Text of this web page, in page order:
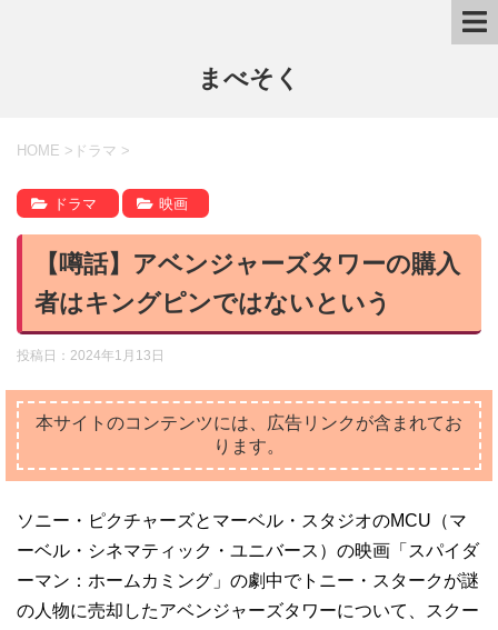
まべそく
HOME > ドラマ >
ドラマ 映画
【噂話】アベンジャーズタワーの購入
者はキングピンではないという
投稿日： 2024年1月13日
本サイトのコンテンツには、広告リンクが含まれてお
ります。
ソニー・ピクチャーズとマーベル・スタジオのMCU（マ
ーベル・シネマティック・ユニバース）の映画「スパイダ
ーマン：ホームカミング」の劇中でトニー・スタークが謎
の人物に売却したアベンジャーズタワーについて、スクー